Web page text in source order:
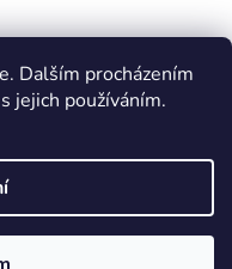
Dalším procházením
jejich používáním.